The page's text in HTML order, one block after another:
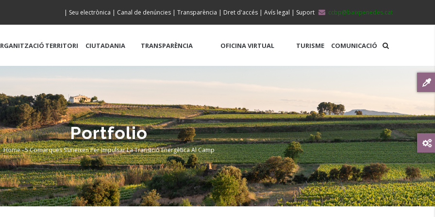
ccbp@baixpenedes.cat
| Seu electrònica | Canal de denúncies | Transparència | Dret d'accés | Avís legal | Suport
TERRITORI CIUTADANIA TRANSPARÈNCIA OFICINA VIRTUAL TURISME COMUNICACIÓ
Portfolio
Breadcrumb
Home-5 Comarques S’uneixen Per Impulsar La Transició Energètica Al Camp